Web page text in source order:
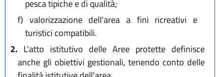
pesca tipiche e di qualità;
f) valorizzazione dell'area a fini ricreativi e
turistici compatibili.
2. L'atto istitutivo delle Aree protette definisce
anche gli obiettivi gestionali, tenendo conto delle